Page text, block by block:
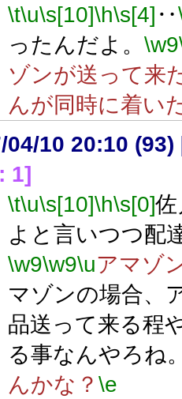
\t\u\s[10]\h\s[4] ‥
ったんだよ。 \w9
ゾンが送って来
んが同時に着い
04/10 20:10 (93)
1]
\t\u\s[10]\h\s[0]
よと言いつつ配
\w9\w9\uアマゾ
マゾンの場合、
品送って来る程
る事なんやろね
んかな？ \e